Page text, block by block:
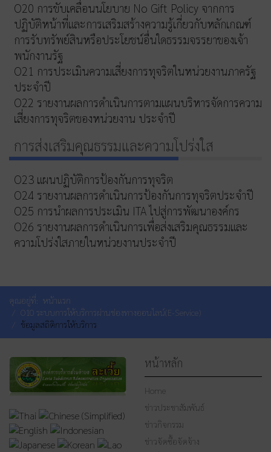
O20 การขับเคลื่อนนโยบาย No Gift Policy จากการ
ปฏิบัติหน้าที่และการเสริมสร้างความรู้เกี่ยวกับหลักเกณฑ์
การรับทรัพย์สินหรือประโยชน์อื่นใดธรรมจรรยาของเจ้า
พนักงานรัฐ
O21 การประเมินความเสี่ยงการทุจริตในหน่วยงานภาครัฐ
ประจำปี
O22 รายงานผลการดำเนินการตามแผนบริหารจัดการความ
เสี่ยงการทุจริตของหน่วยงาน ประจำปี
การส่งเสริมคุณธรรมและความโปร่งใส
O23 แผนปฏิบัติการป้องกันการทุจริต
O24 รายงานผลการดำเนินการป้องกันการทุจริตประจำปี
O25 การนำผลการประเมิน ITA ไปสู่การพัฒนาองค์กร
O26 รายงานผลการดำเนินการเพื่อส่งเสริมคุณธรรมและ
ความโปร่งใสภายในหน่วยงานประจำปี
คุณอยู่ที่: หน้าแรก
O10 ระบบการให้บริการผ่านช่องทางออนไลน์(E-Service)
ข้อมูลสถิติการให้บริการ
หน้าหลัก
Home
ข่าวประชาสัมพันธ์
ข่าวกิจกรรม
ข่าวจัดซื้อจัดจ้าง